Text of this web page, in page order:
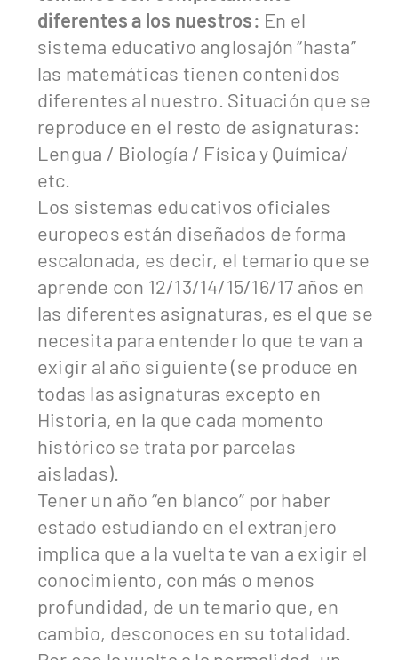
diferentes a los nuestros: En el
sistema educativo anglosajón “hasta”
las matemáticas tienen contenidos
diferentes al nuestro. Situación que se
reproduce en el resto de asignaturas:
Lengua / Biología / Física y Química/
etc.
Los sistemas educativos oficiales
europeos están diseñados de forma
escalonada, es decir, el temario que se
aprende con 12/13/14/15/16/17 años en
las diferentes asignaturas, es el que se
necesita para entender lo que te van a
exigir al año siguiente (se produce en
todas las asignaturas excepto en
Historia, en la que cada momento
histórico se trata por parcelas
aisladas).
Tener un año “en blanco” por haber
estado estudiando en el extranjero
implica que a la vuelta te van a exigir el
conocimiento, con más o menos
profundidad, de un temario que, en
cambio, desconoces en su totalidad.